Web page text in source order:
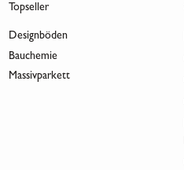
Topseller
Designböden
Bauchemie
Massivparkett